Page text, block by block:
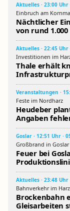
Aktuelles · 23:00 Uhr
Einbruch am
Nächtlicher
von rund
Aktuelles · 22:45 Uhr
Investitionen im
Thale erhält
Veranstaltungen ·
Feste im Nordharz
Heudeber
Angaben
Goslar · 12:51 Uhr ·
Großbrand in Goslar
Feuer bei
Aktuelles · 23:48 Uhr
Bahnverkehr im Harz
Brockenbahn
Gleisarbeiten